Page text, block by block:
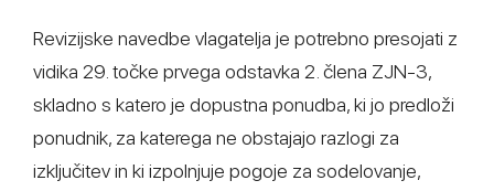
Revizijske navedbe vlagatelja je potrebno presojati z
vidika 29. točke prvega odstavka 2. člena ZJN-3,
skladno s katero je dopustna ponudba, ki jo predloži
ponudnik, za katerega ne obstajajo razlogi za
izključitev in ki izpolnjuje pogoje za sodelovanje,